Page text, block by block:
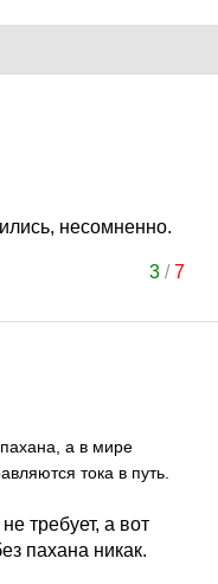
несомненно.
3/7
а в мире
тока в путь.
требует, а вот
пахана никак.